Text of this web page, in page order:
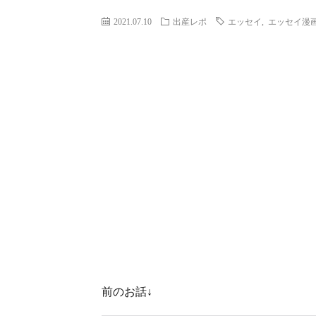
2021.07.10 出産レポ エッセイ エッセイ漫
前のお話↓